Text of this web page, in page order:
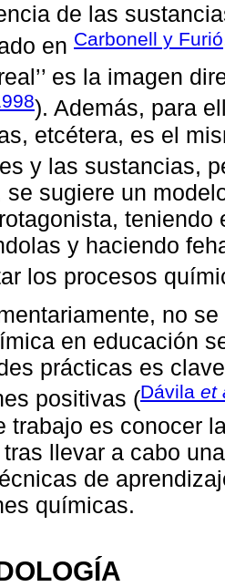
de las
en Carbonell y
real’’ es la imagen
). Además, para
etcétera, es el
y las sustancias,
se sugiere un
teniendo
y haciendo
los procesos
no
en educación
prácticas es
positivas (Dávila et
trabajo es conocer
llevar a cabo
de
químicas.